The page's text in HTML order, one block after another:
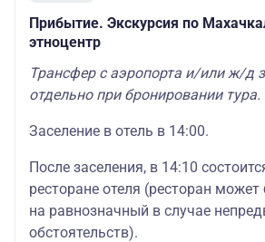
Прибытие. Экскурсия по
этноцентр
Трансфер с аэропорта и/или ж/д
отдельно при бронировании тура.
Заселение в отель в 14:00.
После заселения, в 14:10
ресторане отеля (ресторан
на равнозначный в случае
обстоятельств).